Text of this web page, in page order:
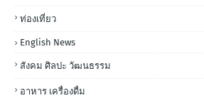
ท่องเที่ยว
English News
สังคม ศิลปะ วัฒนธรรม
อาหาร เครื่องดื่ม